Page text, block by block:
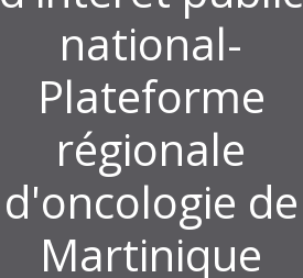
national-
Plateforme
régionale
d'oncologie de
Martinique